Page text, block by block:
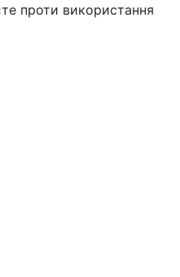
проти використання